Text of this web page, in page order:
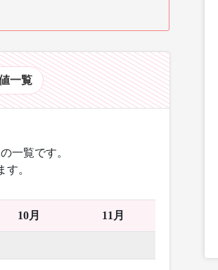
一覧
一覧です。
。
10月 11月